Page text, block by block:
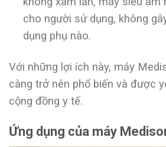
cho người sử dụng, không
dụng phụ nào.
Với những lợi ích này, máy
càng trở nên phổ biến và được
cộng đồng y tế.
Ứng dụng của máy